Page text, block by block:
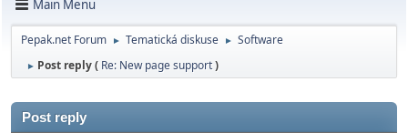
Main Menu
Pepak.net Forum ► Tematická diskuse ► Software
► Post reply ( Re: New page support)
Post reply